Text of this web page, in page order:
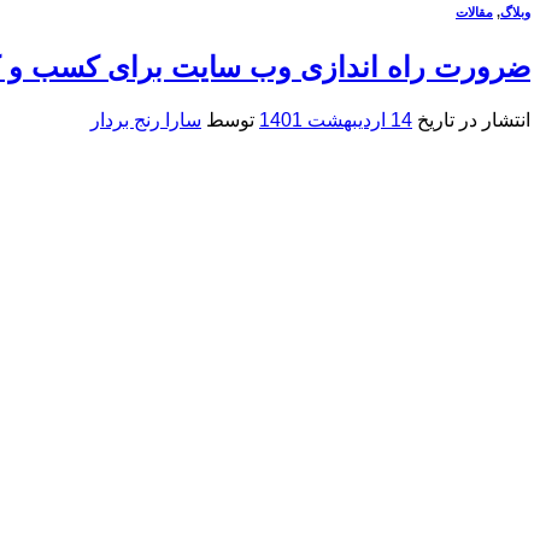
وبلاگ, مقالات
ضرورت راه اندازی وب سایت برای کسب و
انتشار در تاریخ 14 اردیبهشت 1401 توسط سارا رنج بردار